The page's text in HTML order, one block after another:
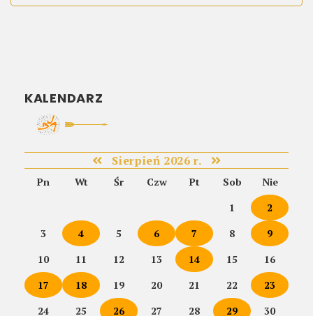
KALENDARZ
Sierpień 2026 r.
Pn Wt Śr Czw Pt Sob
Nie
1
2
3
4 5 6 7 8
9
10
11 12 13 14 15
16
17
18 19 20 21 22
23
24
25 26 27 28 29 30